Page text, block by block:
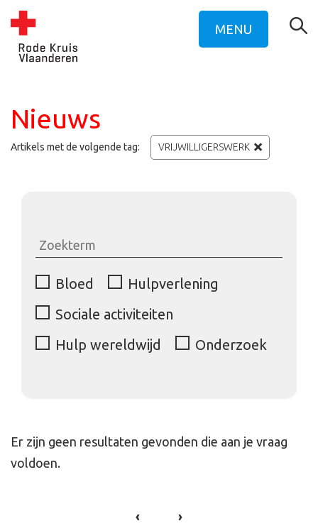
MENU
Nieuws
Artikels met de volgende tag: VRIJWILLIGERSWERK
Bloed
Hulpverlening
Sociale activiteiten
Hulp wereldwijd
Onderzoek
Er zijn geen resultaten gevonden die aan je vraag
voldoen.
‹ ›